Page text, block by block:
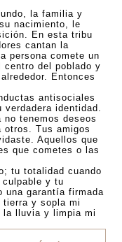
la familia y
nacimiento, le
En esta tribu
cantan la
persona comete un
del poblado y
Entonces
antisociales
identidad.
no tenemos deseos
otros. Tus amigos
Aquellos que
que cometes o las
tu totalidad cuando
y tu
una garantía firmada
tierra y sopla mi
la lluvia y limpia mi